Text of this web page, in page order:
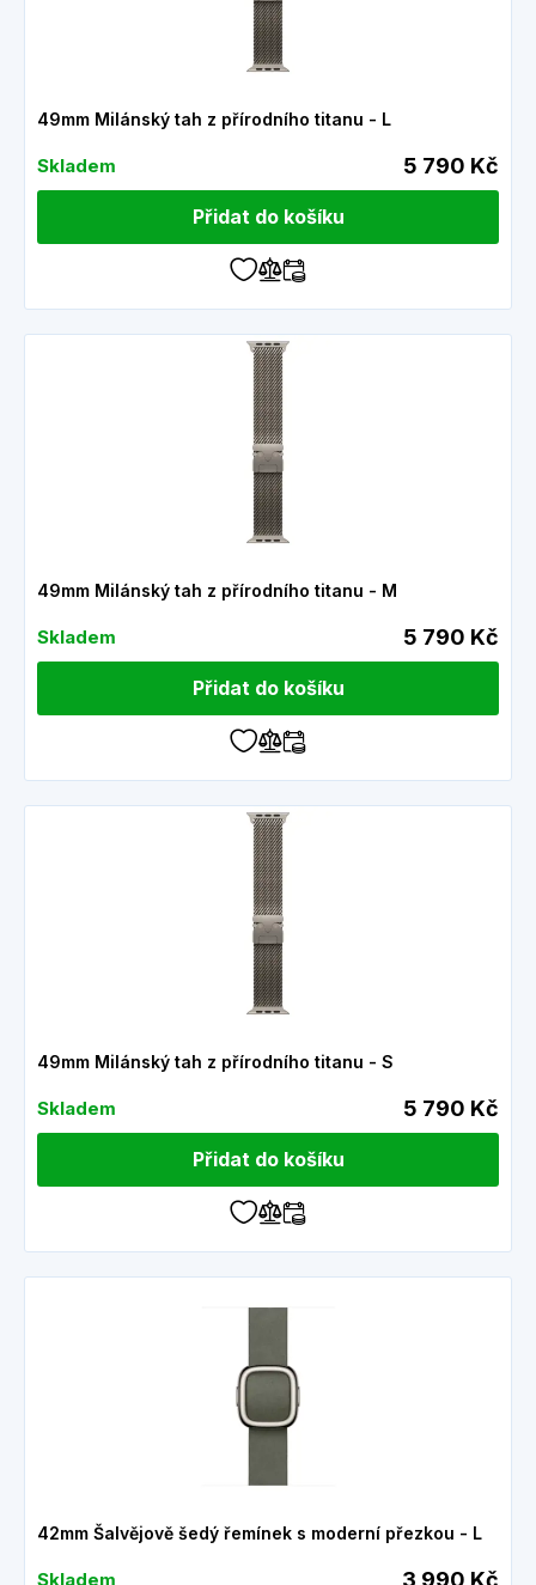
49mm Milánský tah z přírodního titanu - L
Skladem 5 790 Kč
Přidat do košíku
49mm Milánský tah z přírodního titanu - M
Skladem 5 790 Kč
Přidat do košíku
49mm Milánský tah z přírodního titanu - S
Skladem 5 790 Kč
Přidat do košíku
42mm Šalvějově šedý řemínek s moderní přezkou - L
Skladem 3 990 Kč